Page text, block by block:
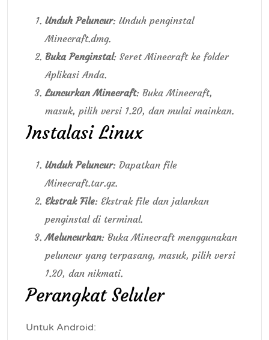
Unduh Peluncur: Unduh penginstal
Minecraft.dmg.
Buka Penginstal: Seret Minecraft ke folder
Aplikasi Anda.
Luncurkan Minecraft: Buka Minecraft,
masuk, pilih versi 1.20, dan mulai mainkan.
Instalasi Linux
Unduh Peluncur: Dapatkan file
Minecraft.tar.gz.
Ekstrak File: Ekstrak file dan jalankan
penginstal di terminal.
Meluncurkan: Buka Minecraft menggunakan
peluncur yang terpasang, masuk, pilih versi
1.20, dan nikmati.
Perangkat Seluler
Untuk Android: